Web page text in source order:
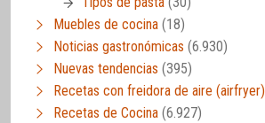
Muebles de cocina (18)
Noticias gastronómicas (6.930)
Nuevas tendencias (395)
Recetas con freidora de aire (airfryer)
Recetas de Cocina (6.927)